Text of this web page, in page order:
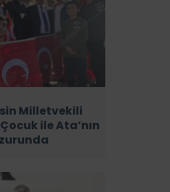
Milletvekili
ile Ata’nın